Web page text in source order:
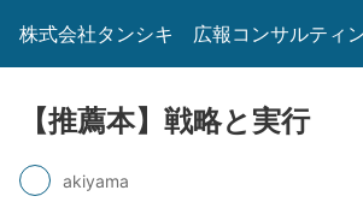
株式会社タンシキ 広報コンサルティ
【推薦本】戦略と実行
akiyama